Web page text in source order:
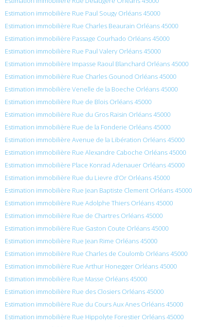
Estimation immobilière Rue Paul Sougy Orléans 45000
Estimation immobilière Rue Charles Beaurain Orléans 45000
Estimation immobilière Passage Courhado Orléans 45000
Estimation immobilière Rue Paul Valery Orléans 45000
Estimation immobilière Impasse Raoul Blanchard Orléans 45000
Estimation immobilière Rue Charles Gounod Orléans 45000
Estimation immobilière Venelle de la Boeche Orléans 45000
Estimation immobilière Rue de Blois Orléans 45000
Estimation immobilière Rue du Gros Raisin Orléans 45000
Estimation immobilière Rue de la Fonderie Orléans 45000
Estimation immobilière Avenue de la Libération Orléans 45000
Estimation immobilière Rue Alexandre Caboche Orléans 45000
Estimation immobilière Place Konrad Adenauer Orléans 45000
Estimation immobilière Rue du Lievre d’Or Orléans 45000
Estimation immobilière Rue Jean Baptiste Clement Orléans 45000
Estimation immobilière Rue Adolphe Thiers Orléans 45000
Estimation immobilière Rue de Chartres Orléans 45000
Estimation immobilière Rue Gaston Coute Orléans 45000
Estimation immobilière Rue Jean Rime Orléans 45000
Estimation immobilière Rue Charles de Coulomb Orléans 45000
Estimation immobilière Rue Arthur Honegger Orléans 45000
Estimation immobilière Rue Masse Orléans 45000
Estimation immobilière Rue des Closiers Orléans 45000
Estimation immobilière Rue du Cours Aux Anes Orléans 45000
Estimation immobilière Rue Hippolyte Forestier Orléans 45000